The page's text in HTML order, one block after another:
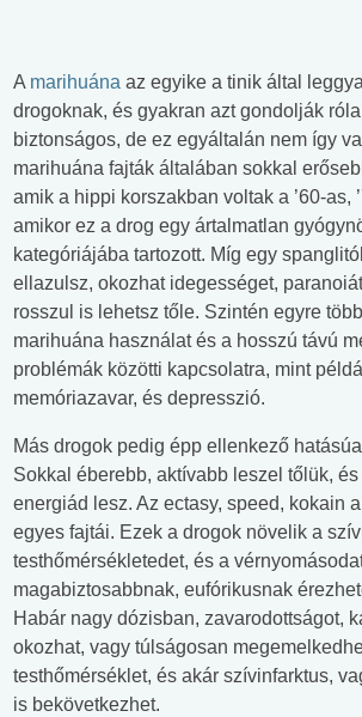
A marihuána az egyike a tinik által
drogoknak, és gyakran azt gondolják
biztonságos, de ez egyáltalán nem így
marihuána fajták általában sokkal
amik a hippi korszakban voltak a ’60-as,
amikor ez a drog egy ártalmatlan
kategóriájába tartozott. Míg egy
ellazulsz, okozhat idegességet,
rosszul is lehetsz tőle. Szintén egyre
marihuána használat és a hosszú távú
problémák közötti kapcsolatra, mint
memóriazavar, és depresszió.
Más drogok pedig épp ellenkező
Sokkal éberebb, aktívabb leszel tőlük,
energiád lesz. Az ectasy, speed, kokain
egyes fajtái. Ezek a drogok növelik a
testhőmérsékletedet, és a
magabiztosabbnak, eufórikusnak
Habár nagy dózisban, zavarodottságot,
okozhat, vagy túlságosan
testhőmérséklet, és akár szívinfarktus,
is bekövetkezhet.